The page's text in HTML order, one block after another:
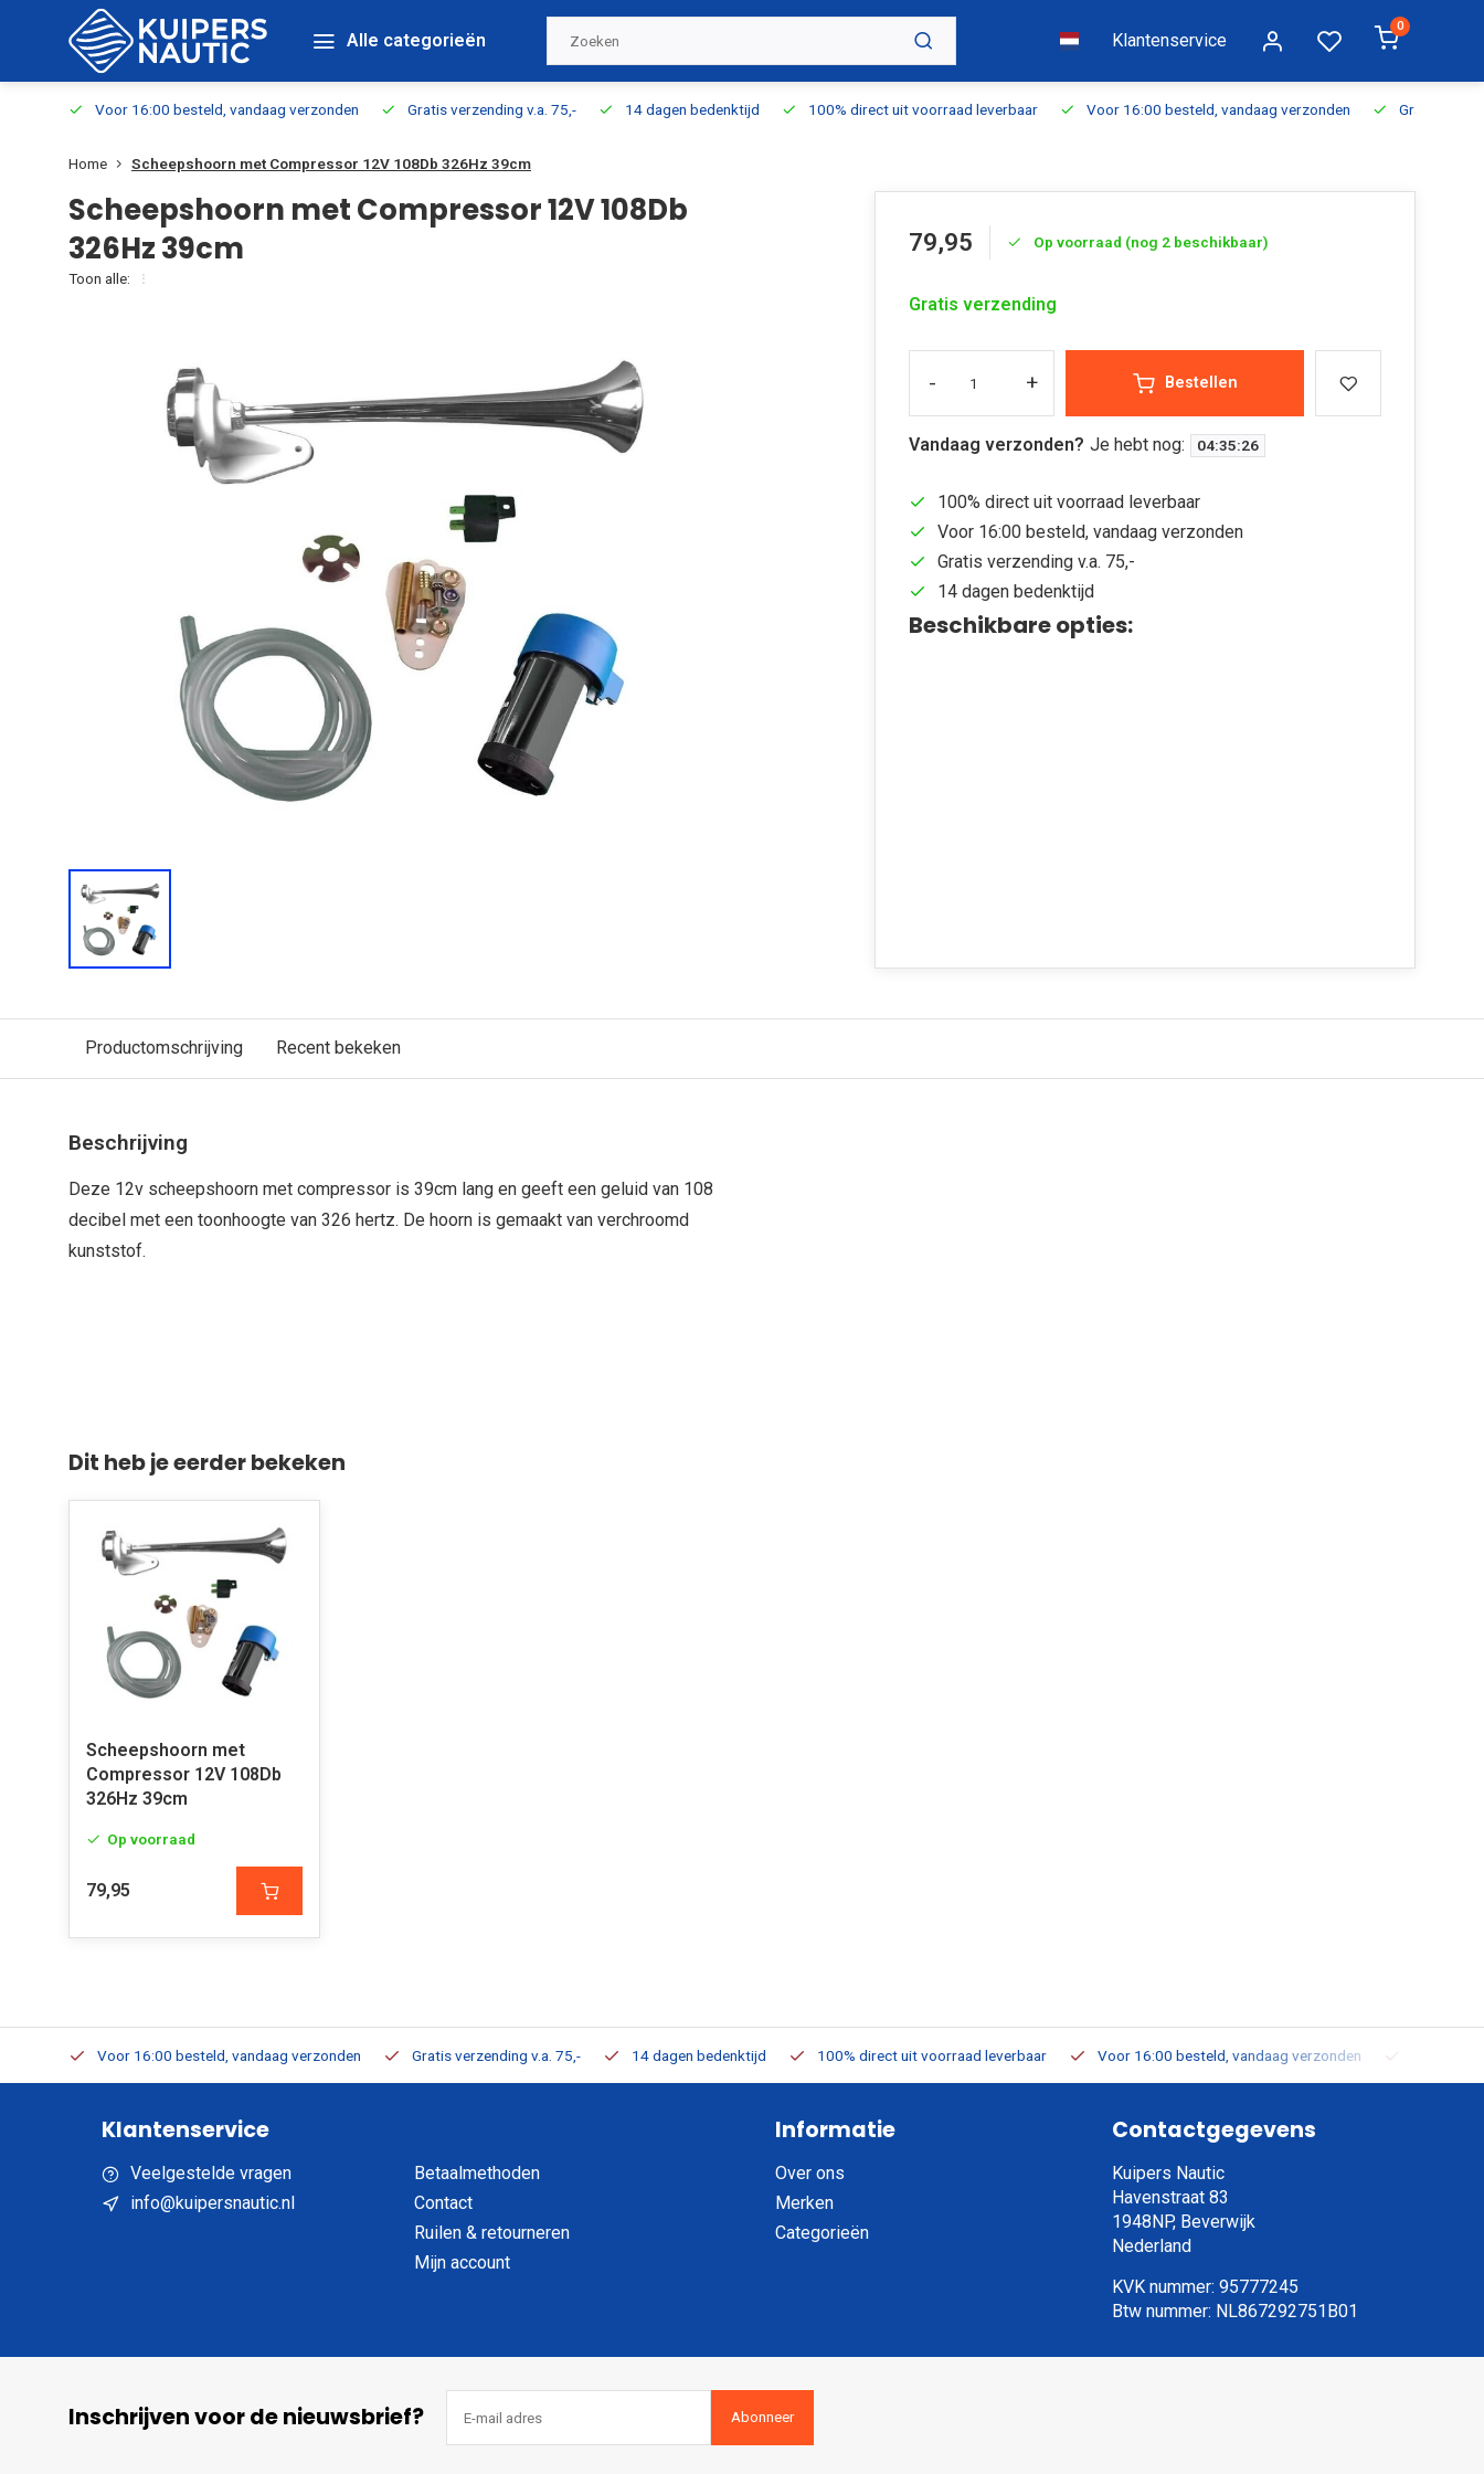
Alle categorieën Klantenservice
0
Voor 16:00 besteld, vandaag verzonden Gratis verzending v.a. 75,- 14 dagen bedenktijd 100% direct uit voorraad leverbaar Voor 16:00 besteld, vandaag verzonden Gratis
Home Scheepshoorn met Compressor 12V 108Db 326Hz 39cm
Scheepshoorn met Compressor 12V 108Db
326Hz 39cm
Toon alle:
79,95 Op voorraad (nog 2 beschikbaar)
Gratis verzending
- + Bestellen
Vandaag verzonden? Je hebt nog: 04:35:25
100% direct uit voorraad leverbaar
Voor 16:00 besteld, vandaag verzonden
Gratis verzending v.a. 75,-
14 dagen bedenktijd
Beschikbare opties:
Productomschrijving Recent bekeken
Beschrijving
Deze 12v scheepshoorn met compressor is 39cm lang en geeft een geluid van 108
decibel met een toonhoogte van 326 hertz. De hoorn is gemaakt van verchroomd
kunststof.
Dit heb je eerder bekeken
Scheepshoorn met
Compressor 12V 108Db
326Hz 39cm
Op voorraad
79,95
Voor 16:00 besteld, vandaag verzonden Gratis verzending v.a. 75,- 14 dagen bedenktijd 100% direct uit voorraad leverbaar Voor 16:00 besteld, vandaag verzonden
Klantenservice
Veelgestelde vragen
info@kuipersnautic.nl
Betaalmethoden
Contact
Ruilen & retourneren
Mijn account
Informatie
Over ons
Merken
Categorieën
Contactgegevens
Kuipers Nautic
Havenstraat 83
1948NP, Beverwijk
Nederland
KVK nummer: 95777245
Btw nummer: NL867292751B01
Inschrijven voor de nieuwsbrief? Abonneer